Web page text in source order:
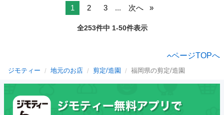
1 2 3 ... 次へ
全253件中 1-50件表示
ページTOPへ
ジモティー 地元のお店 剪定/造園 福岡県の剪定/造園